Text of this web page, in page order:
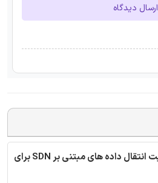
ارسال دیدگاه
ترجمه مقاله امنیت انتقال داده های مبتنی بر SDN برای